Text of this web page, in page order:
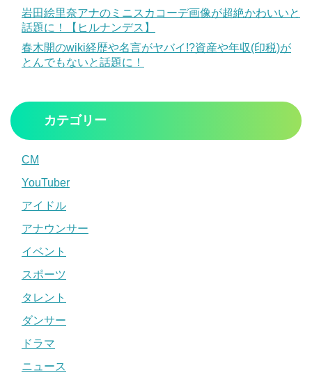
岩田絵里奈アナのミニスカコーデ画像が超絶かわいいと
話題に！【ヒルナンデス】
春木開のwiki経歴や名言がヤバイ!?資産や年収(印税)が
とんでもないと話題に！
カテゴリー
CM
YouTuber
アイドル
アナウンサー
イベント
スポーツ
タレント
ダンサー
ドラマ
ニュース